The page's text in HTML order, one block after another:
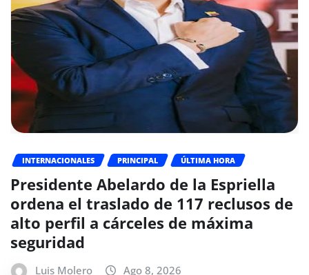
INTERNACIONALES PRINCIPAL ÚLTIMA HORA
Presidente Abelardo de la Espriella
ordena el traslado de 117 reclusos de
alto perfil a cárceles de máxima
seguridad
Luis Molero Ago 8, 2026